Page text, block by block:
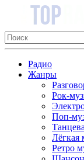
Радио
Жанры
Рок-
Поп-
Лёгкая
Ретро